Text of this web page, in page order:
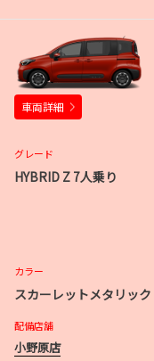
車両詳細
グレード
HYBRID Z 7人乗り
カラー
スカーレットメタリック
配備店舗
小野原店